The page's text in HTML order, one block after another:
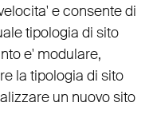
e consente di
tipologia di sito
e' modulare,
la tipologia di sito
un nuovo sito